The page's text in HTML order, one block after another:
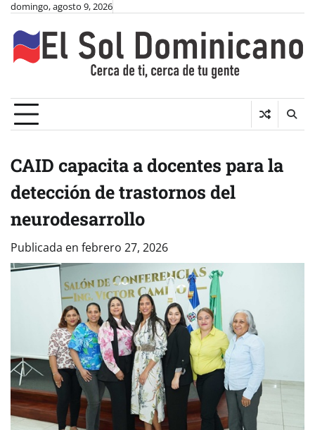
Skip
content
domingo, agosto 9, 2026
CAID capacita a docentes para la
detección de trastornos del
neurodesarrollo
Publicada en febrero 27, 2026